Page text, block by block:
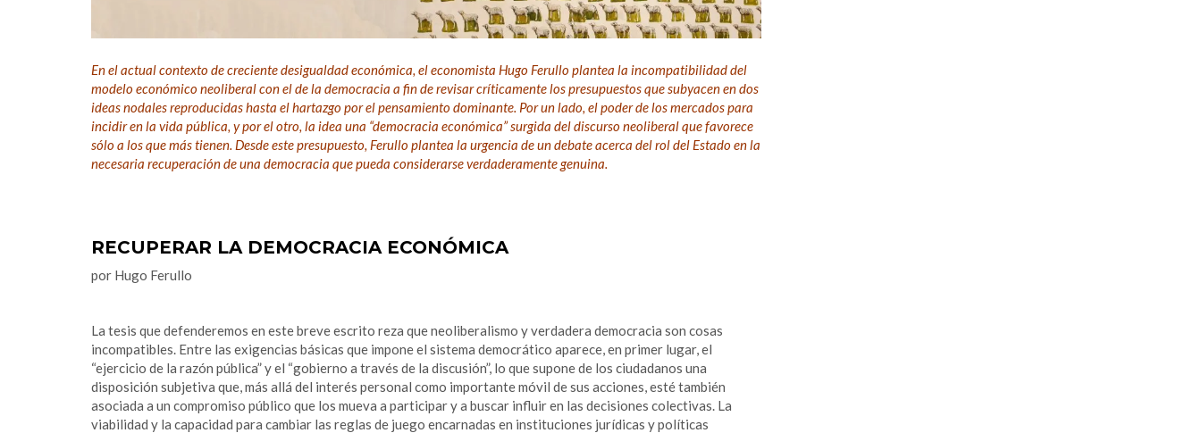
En el actual contexto de creciente desigualdad económica, el economista Hugo Ferullo plantea la incompatibilidad del
modelo económico neoliberal con el de la democracia a fin de revisar críticamente los presupuestos que subyacen en dos
ideas nodales reproducidas hasta el hartazgo por el pensamiento dominante. Por un lado, el poder de los mercados para
incidir en la vida pública, y por el otro, la idea una “democracia económica” surgida del discurso neoliberal que favorece
sólo a los que más tienen. Desde este presupuesto, Ferullo plantea la urgencia de un debate acerca del rol del Estado en la
necesaria recuperación de una democracia que pueda considerarse verdaderamente genuina.
RECUPERAR LA DEMOCRACIA ECONÓMICA
por Hugo Ferullo
La tesis que defenderemos en este breve escrito reza que neoliberalismo y verdadera democracia son cosas
incompatibles. Entre las exigencias básicas que impone el sistema democrático aparece, en primer lugar, el
“ejercicio de la razón pública” y el “gobierno a través de la discusión”, lo que supone de los ciudadanos una
disposición subjetiva que, más allá del interés personal como importante móvil de sus acciones, esté también
asociada a un compromiso público que los mueva a participar y a buscar influir en las decisiones colectivas. La
viabilidad y la capacidad para cambiar las reglas de juego encarnadas en instituciones jurídicas y políticas